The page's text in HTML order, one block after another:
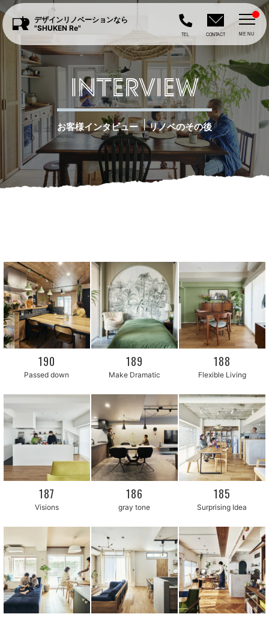
デザインリノベーションなら
"SHUKEN Re"
TEL CONTACT MENU
INTERVIEW
お客様インタビュー | リノベのその後
190
Passed down
189
Make Dramatic
188
Flexible Living
187
Visions
186
gray tone
185
Surprising Idea